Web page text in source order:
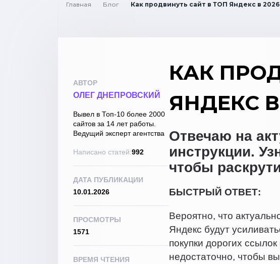
Главная Блог Как продвинуть сайт в ТОП Яндекс в 2026
АВТОР
ОЛЕГ ДНЕПРОВСКИЙ
Вывел в Топ-10 более 2000
сайтов за 14 лет работы.
Ведущий эксперт агентства
Написано статей:992
ДАТА ПУБЛИКАЦИИ
10.01.2026
ПРОСМОТРЫ
1571
ВРЕМЯ ЧТЕНИЯ
КАК
ЯНДЕКС
Отвечаю на
инструкции.
чтобы
БЫСТРЫЙ ОТВЕТ:
Вероятно, что
Яндекс будут
покупки дорогих
недостаточно, чтобы